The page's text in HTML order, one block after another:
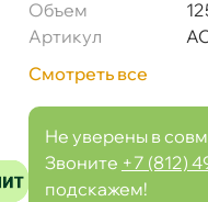
Объем
Артикул
Смотреть все
Не уверены в
Звоните +7 (812)
подскажем!